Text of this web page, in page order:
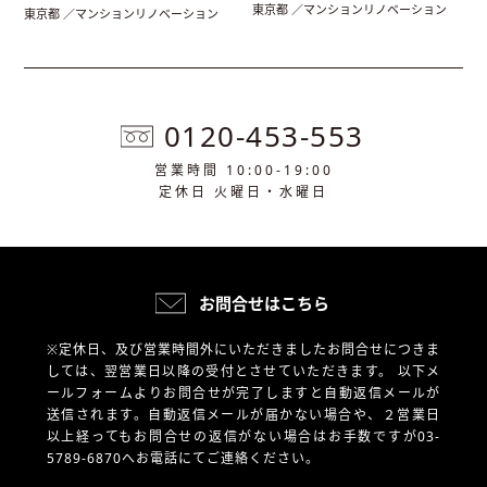
東京都 ／マンションリノベーション 東京都 ／マンションリノベーション
0120-453-553
営業時間 10:00-19:00
定休日 火曜日・水曜日
お問合せはこちら
※定休日、及び営業時間外にいただきましたお問合せにつきま
しては、翌営業日以降の受付とさせていただきます。 以下メ
ールフォームよりお問合せが完了しますと自動返信メールが
送信されます。自動返信メールが届かない場合や、
２営業日
以上経ってもお問合せの返信がない場合はお手数ですが03-
5789-6870へお電話にてご連絡ください。